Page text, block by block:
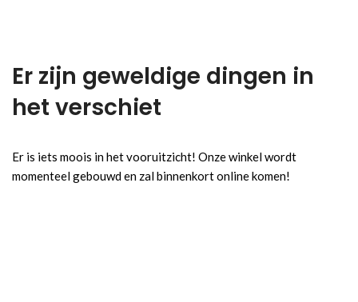
Er zijn geweldige dingen in
het verschiet
Er is iets moois in het vooruitzicht! Onze winkel wordt
momenteel gebouwd en zal binnenkort online komen!